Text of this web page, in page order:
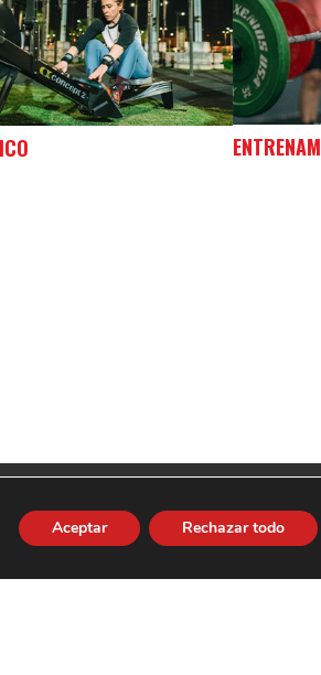
Spark
Aceptar Rechazar todo